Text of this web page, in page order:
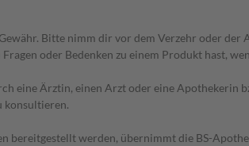
Bitte nimm dir vor dem Verzehr oder
oder Bedenken zu einem Produkt hast,
eine Ärztin, einen Arzt oder eine Apothekerin
konsultieren.
werden, übernimmt die BS-